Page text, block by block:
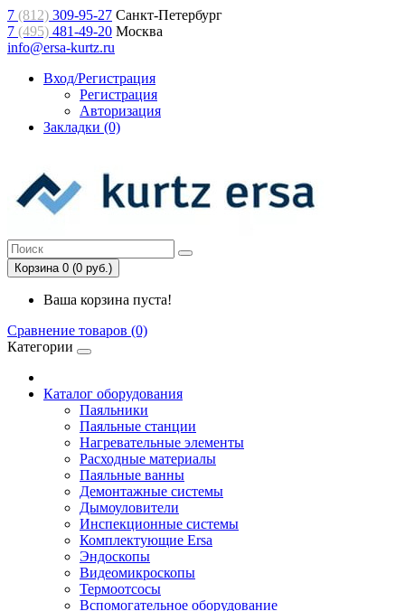
7 (812) 309-95-27 Санкт-Петербург
7 (495) 481-49-20 Москва
info@ersa-kurtz.ru
Вход/Регистрация
Регистрация
Авторизация
Закладки (0)
Корзина 0 (0 руб.)
Ваша корзина пуста!
Сравнение товаров (0)
Категории
Каталог оборудования
Паяльники
Паяльные станции
Нагревательные элементы
Расходные материалы
Паяльные ванны
Демонтажные системы
Дымоуловители
Инспекционные системы
Комплектующие Ersa
Эндоскопы
Видеомикроскопы
Термоотсосы
Вспомогательное оборудование